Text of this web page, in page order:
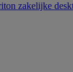
zakelijke